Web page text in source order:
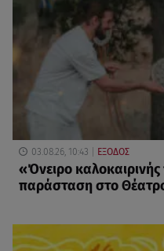
03.08.26, 10:43 ΕΞΟΔΟΣ
«Όνειρο
παράσταση στο